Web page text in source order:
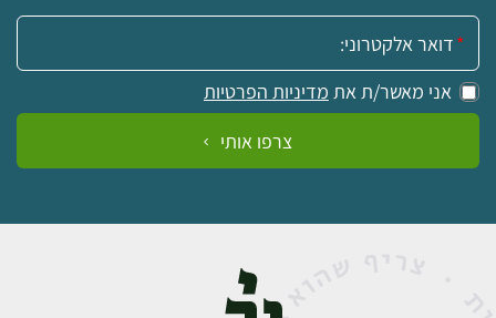
אימייל:
אני מאשר/ת את מדיניות הפרטיות
צרפו אותי